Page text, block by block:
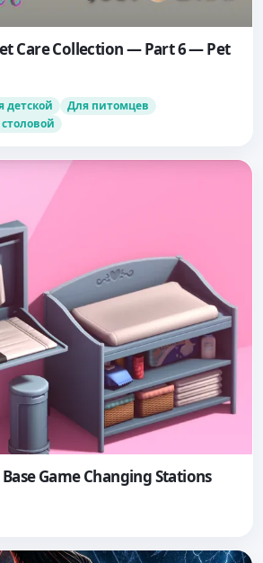
Care Collection — Part 6 — Pet
детской
Для питомцев
Game Changing Stations